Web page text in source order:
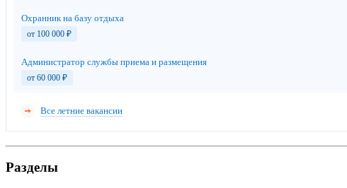
Охранник на базу отдыха
от 100 000 ₽
Администратор службы приема и размещения
от 60 000 ₽
Все летние вакансии
Разделы